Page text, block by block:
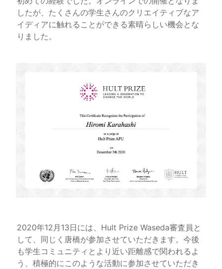
したが、たくさんの学生さんのクリエイティブなア
イディアに触れることができる素晴らしい機会とな
りました。
2020年12月13日には、Hult Prize Waseda審査員と
して、同じく唐橋が参加させていただきます。今後
も学生コミュニティとより近い距離感で関われるよ
う、積極的にこのような活動に参加させていただき